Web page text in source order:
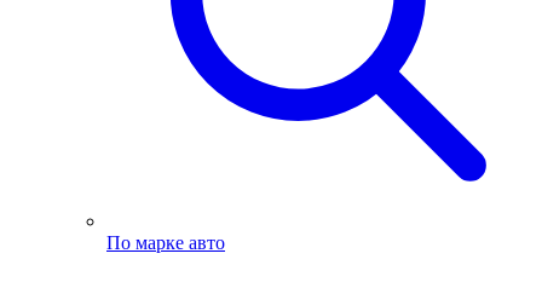
По марке авто